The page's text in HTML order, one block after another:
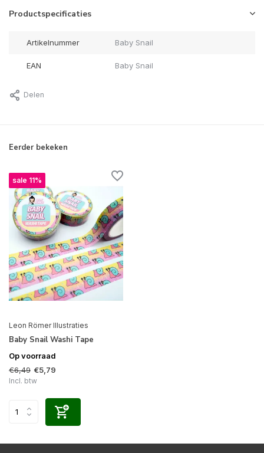
Productspecificaties
Artikelnummer Baby Snail
EAN Baby Snail
Delen
Eerder bekeken
sale 11%
Leon Römer Illustraties
Baby Snail Washi Tape
Op voorraad
€6,49 €5,79
Incl. btw